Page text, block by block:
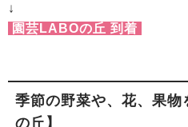
↓
園芸LABOの丘 到着
季節の野菜や、花、果
の丘】